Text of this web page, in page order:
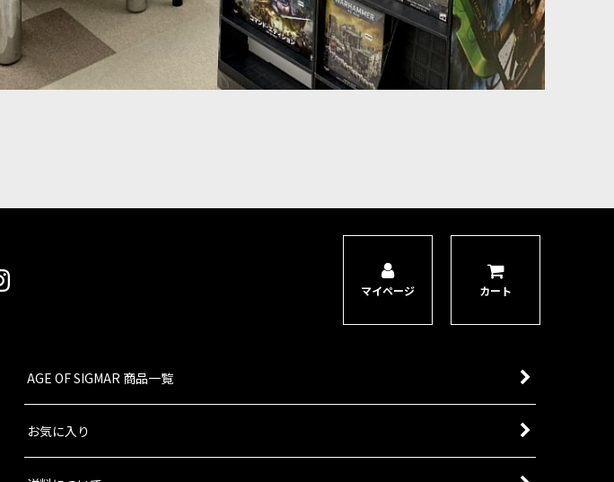
マイページ カート
AGE OF SIGMAR 商品一覧
お気に入り